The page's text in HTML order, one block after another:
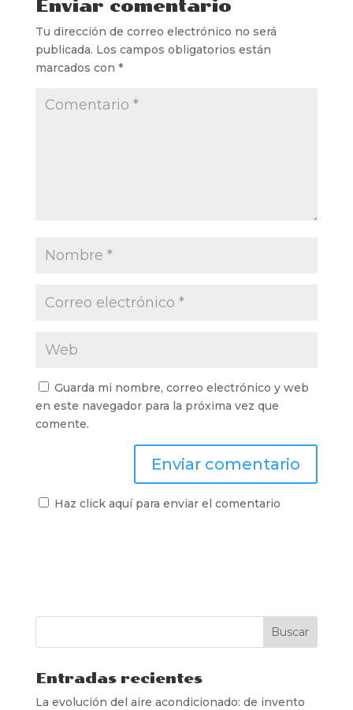
Enviar comentario
Tu dirección de correo electrónico no será
publicada. Los campos obligatorios están
marcados con *
Guarda mi nombre, correo electrónico y web
en este navegador para la próxima vez que
comente.
Haz click aquí para enviar el comentario
Entradas recientes
La evolución del aire acondicionado: de invento